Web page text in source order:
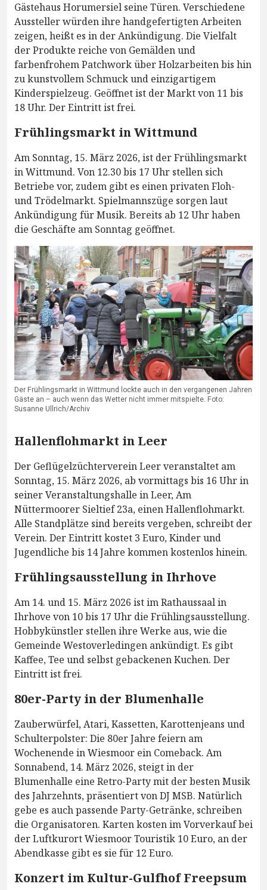
Gästehaus Horumersiel seine Türen. Verschiedene
Aussteller würden ihre handgefertigten Arbeiten
zeigen, heißt es in der Ankündigung. Die Vielfalt
der Produkte reiche von Gemälden und
farbenfrohem Patchwork über Holzarbeiten bis hin
zu kunstvollem Schmuck und einzigartigem
Kinderspielzeug. Geöffnet ist der Markt von 11 bis
18 Uhr. Der Eintritt ist frei.
Frühlingsmarkt in Wittmund
Am Sonntag, 15. März 2026, ist der Frühlingsmarkt
in Wittmund. Von 12.30 bis 17 Uhr stellen sich
Betriebe vor, zudem gibt es einen privaten Floh-
und Trödelmarkt. Spielmannszüge sorgen laut
Ankündigung für Musik. Bereits ab 12 Uhr haben
die Geschäfte am Sonntag geöffnet.
Der Frühlingsmarkt in Wittmund lockte auch in den vergangenen Jahren
Gäste an – auch wenn das Wetter nicht immer mitspielte. Foto:
Susanne Ullrich/Archiv
Hallenflohmarkt in Leer
Der Geflügelzüchterverein Leer veranstaltet am
Sonntag, 15. März 2026, ab vormittags bis 16 Uhr in
seiner Veranstaltungshalle in Leer, Am
Nüttermoorer Sieltief 23a, einen Hallenflohmarkt.
Alle Standplätze sind bereits vergeben, schreibt der
Verein. Der Eintritt kostet 3 Euro, Kinder und
Jugendliche bis 14 Jahre kommen kostenlos hinein.
Frühlingsausstellung in Ihrhove
Am 14. und 15. März 2026 ist im Rathaussaal in
Ihrhove von 10 bis 17 Uhr die Frühlingsausstellung.
Hobbykünstler stellen ihre Werke aus, wie die
Gemeinde Westoverledingen ankündigt. Es gibt
Kaffee, Tee und selbst gebackenen Kuchen. Der
Eintritt ist frei.
80er-Party in der Blumenhalle
Zauberwürfel, Atari, Kassetten, Karottenjeans und
Schulterpolster: Die 80er Jahre feiern am
Wochenende in Wiesmoor ein Comeback. Am
Sonnabend, 14. März 2026, steigt in der
Blumenhalle eine Retro-Party mit der besten Musik
des Jahrzehnts, präsentiert von DJ MSB. Natürlich
gebe es auch passende Party-Getränke, schreiben
die Organisatoren. Karten kosten im Vorverkauf bei
der Luftkurort Wiesmoor Touristik 10 Euro, an der
Abendkasse gibt es sie für 12 Euro.
Konzert im Kultur-Gulfhof Freepsum